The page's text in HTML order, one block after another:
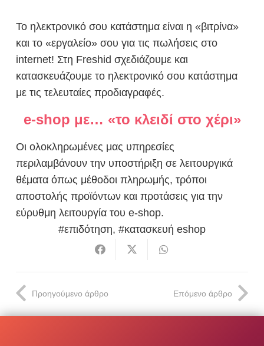
Το ηλεκτρονικό σου κατάστημα είναι η «βιτρίνα»
και το «εργαλείο» σου για τις πωλήσεις στο
internet! Στη Freshid σχεδιάζουμε και
κατασκευάζουμε το ηλεκτρονικό σου κατάστημα
με τις τελευταίες προδιαγραφές.
e-shop με… «το κλειδί στο χέρι»
Οι ολοκληρωμένες μας υπηρεσίες
περιλαμβάνουν την υποστήριξη σε λειτουργικά
θέματα όπως μέθοδοι πληρωμής, τρόποι
αποστολής προϊόντων και προτάσεις για την
εύρυθμη λειτουργία του e-shop.
επιδότηση, κατασκευή eshop
Προηγούμενο άρθρο Επόμενο άρθρο